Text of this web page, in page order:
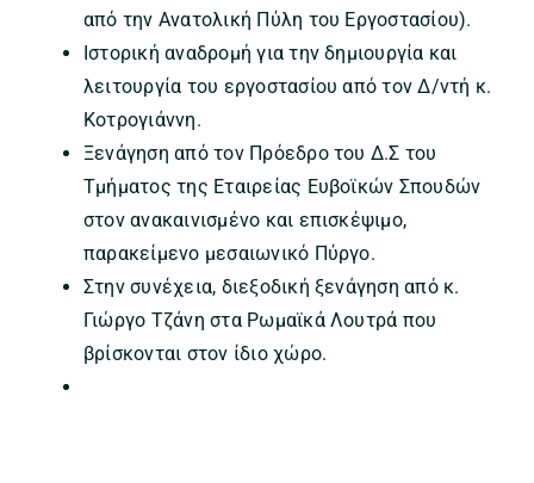
από την Ανατολική Πύλη του Εργοστασίου).
Ιστορική αναδρομή για την δημιουργία και
λειτουργία του εργοστασίου από τον Δ/ντή κ.
Κοτρογιάννη.
Ξενάγηση από τον Πρόεδρο του Δ.Σ του
Τμήματος της Εταιρείας Ευβοϊκών Σπουδών
στον ανακαινισμένο και επισκέψιμο,
παρακείμενο μεσαιωνικό Πύργο.
Στην συνέχεια, διεξοδική ξενάγηση από κ.
Γιώργο Τζάνη στα Ρωμαϊκά Λουτρά που
βρίσκονται στον ίδιο χώρο.